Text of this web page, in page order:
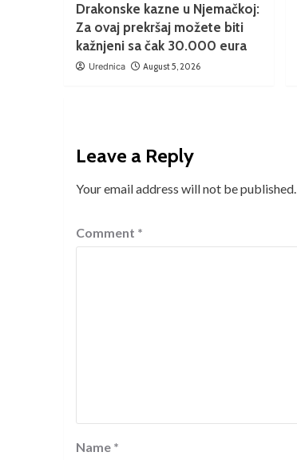
Drakonske kazne u Njemačkoj:
Za ovaj prekršaj možete biti
kažnjeni sa čak 30.000 eura
Urednica August 5, 2026
Leave a Reply
Your email address will not be published.
Comment *
Name *